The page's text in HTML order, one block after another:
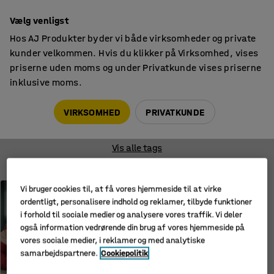
ERGONOMI PÅ ARBEJDSPLADSEN
Vis alle tags
ERGONOMI PÅ ARBEJDSPLADSEN
Smerter i albuen: årsager,
symptomer og løsninger
Vælg venligst
Hos AJ Produkter byder vi både virksomheder og private
kunder velkommen. Hvis du klikker på Virksomhed, vises
priserne uden moms og under Privatkunde vises priserne
inklusive moms.
VIRKSOMHED PRIVATKUNDE
Vi bruger cookies til, at få vores hjemmeside til at virke
ordentligt, personalisere indhold og reklamer, tilbyde funktioner
i forhold til sociale medier og analysere vores traffik. Vi deler
også information vedrørende din brug af vores hjemmeside på
vores sociale medier, i reklamer og med analytiske
samarbejdspartnere. Cookiepolitik